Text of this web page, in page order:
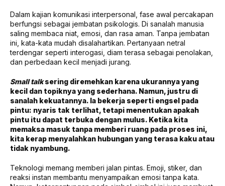
Dalam kajian komunikasi interpersonal, fase awal percakapan
berfungsi sebagai jembatan psikologis. Di sanalah manusia
saling membaca niat, emosi, dan rasa aman. Tanpa jembatan
ini, kata-kata mudah disalahartikan. Pertanyaan netral
terdengar seperti interogasi, diam terasa sebagai penolakan,
dan perbedaan kecil menjadi jurang.
Small talksering diremehkan karena ukurannya yang
kecil dan topiknya yang sederhana. Namun, justru di
sanalah kekuatannya. Ia bekerja seperti engsel pada
pintu: nyaris tak terlihat, tetapi menentukan apakah
pintu itu dapat terbuka dengan mulus. Ketika kita
memaksa masuk tanpa memberi ruang pada proses ini,
kita kerap menyalahkan hubungan yang terasa kaku atau
tidak nyambung.
Teknologi memang memberi jalan pintas. Emoji, stiker, dan
reaksi instan membantu menyampaikan emosi tanpa kata.